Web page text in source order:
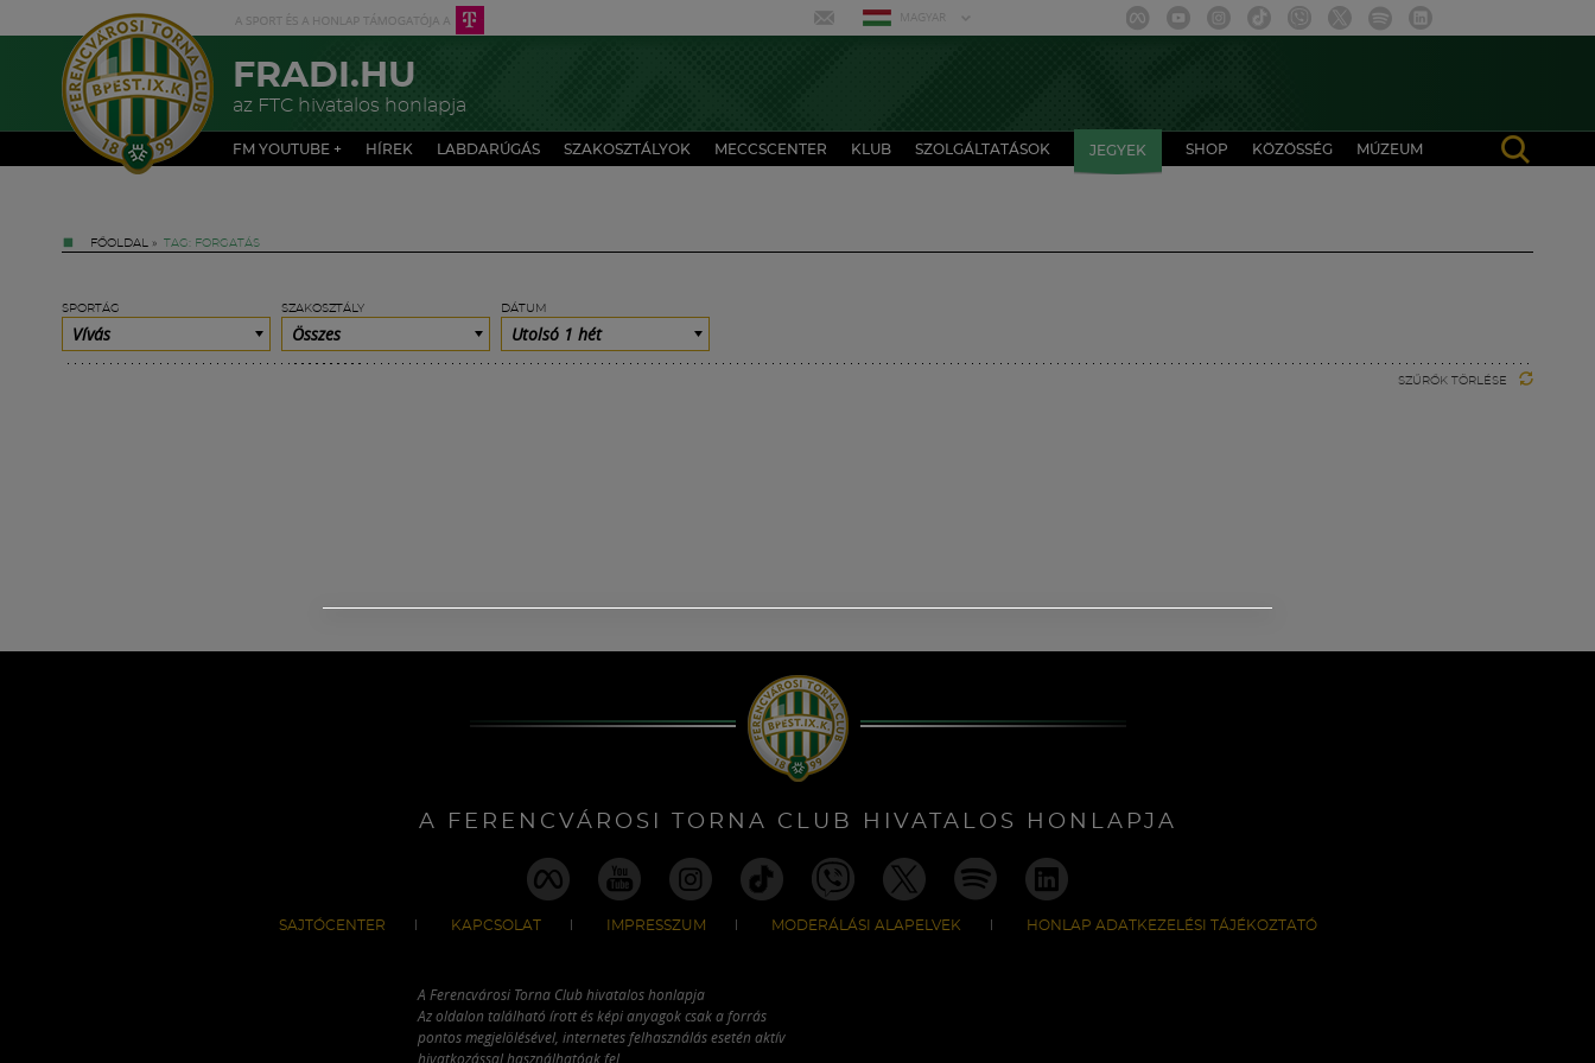
MAGYAR
FRADI.HU
az FTC hivatalos honlapja
FM YOUTUBE + HÍREK LABDARÚGÁS SZAKOSZTÁLYOK MECCSCENTER KLUB SZOLGÁLTATÁSOK JEGYEK SHOP KÖZÖSSÉG MÚZEUM
FŐOLDAL » TAG: FORGATÁS
SPORTÁG
Vívás
SZAKOSZTÁLY
Összes
DÁTUM
Utolsó 1 hét
SZŰRŐK TÖRLÉSE
A FERENCVÁROSI TORNA CLUB HIVATALOS HONLAPJA
SAJTÓCENTER KAPCSOLAT IMPRESSZUM MODERÁLÁSI ALAPELVEK HONLAP ADATKEZELÉSI TÁJÉKOZTATÓ
A Ferencvárosi Torna Club hivatalos honlapja
Az oldalon található írott és képi anyagok csak a forrás
pontos megjelölésével, internetes felhasználás esetén aktív
hivatkozással használhatóak fel.